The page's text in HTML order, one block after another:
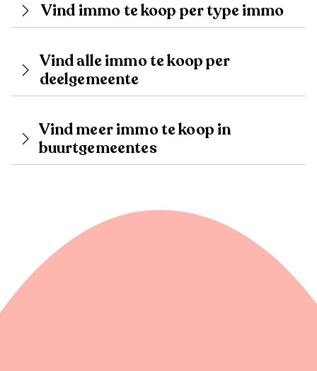
Vind immo te koop per type immo
Vind alle immo te koop per
deelgemeente
Vind meer immo te koop in
buurtgemeentes